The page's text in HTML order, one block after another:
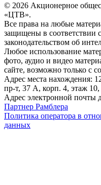
© 2026 Акционерное
«ЦТВ».
Все права на любые
защищены в соответствии
законодательством об
Любое использование
фото, аудио и видео
сайте, возможно только с
Адрес места нахождения:
пр-т, 37 А, корп. 4, этаж
Адрес электронной
Партнер Рамблера
Политика оператора в
данных